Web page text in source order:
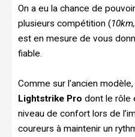
On a eu la chance de
plusieurs compétition (
est en mesure de vous
fiable.
Comme sur l’ancien
Lightstrike Pro dont le rôle
niveau de confort lors de
coureurs à maintenir un